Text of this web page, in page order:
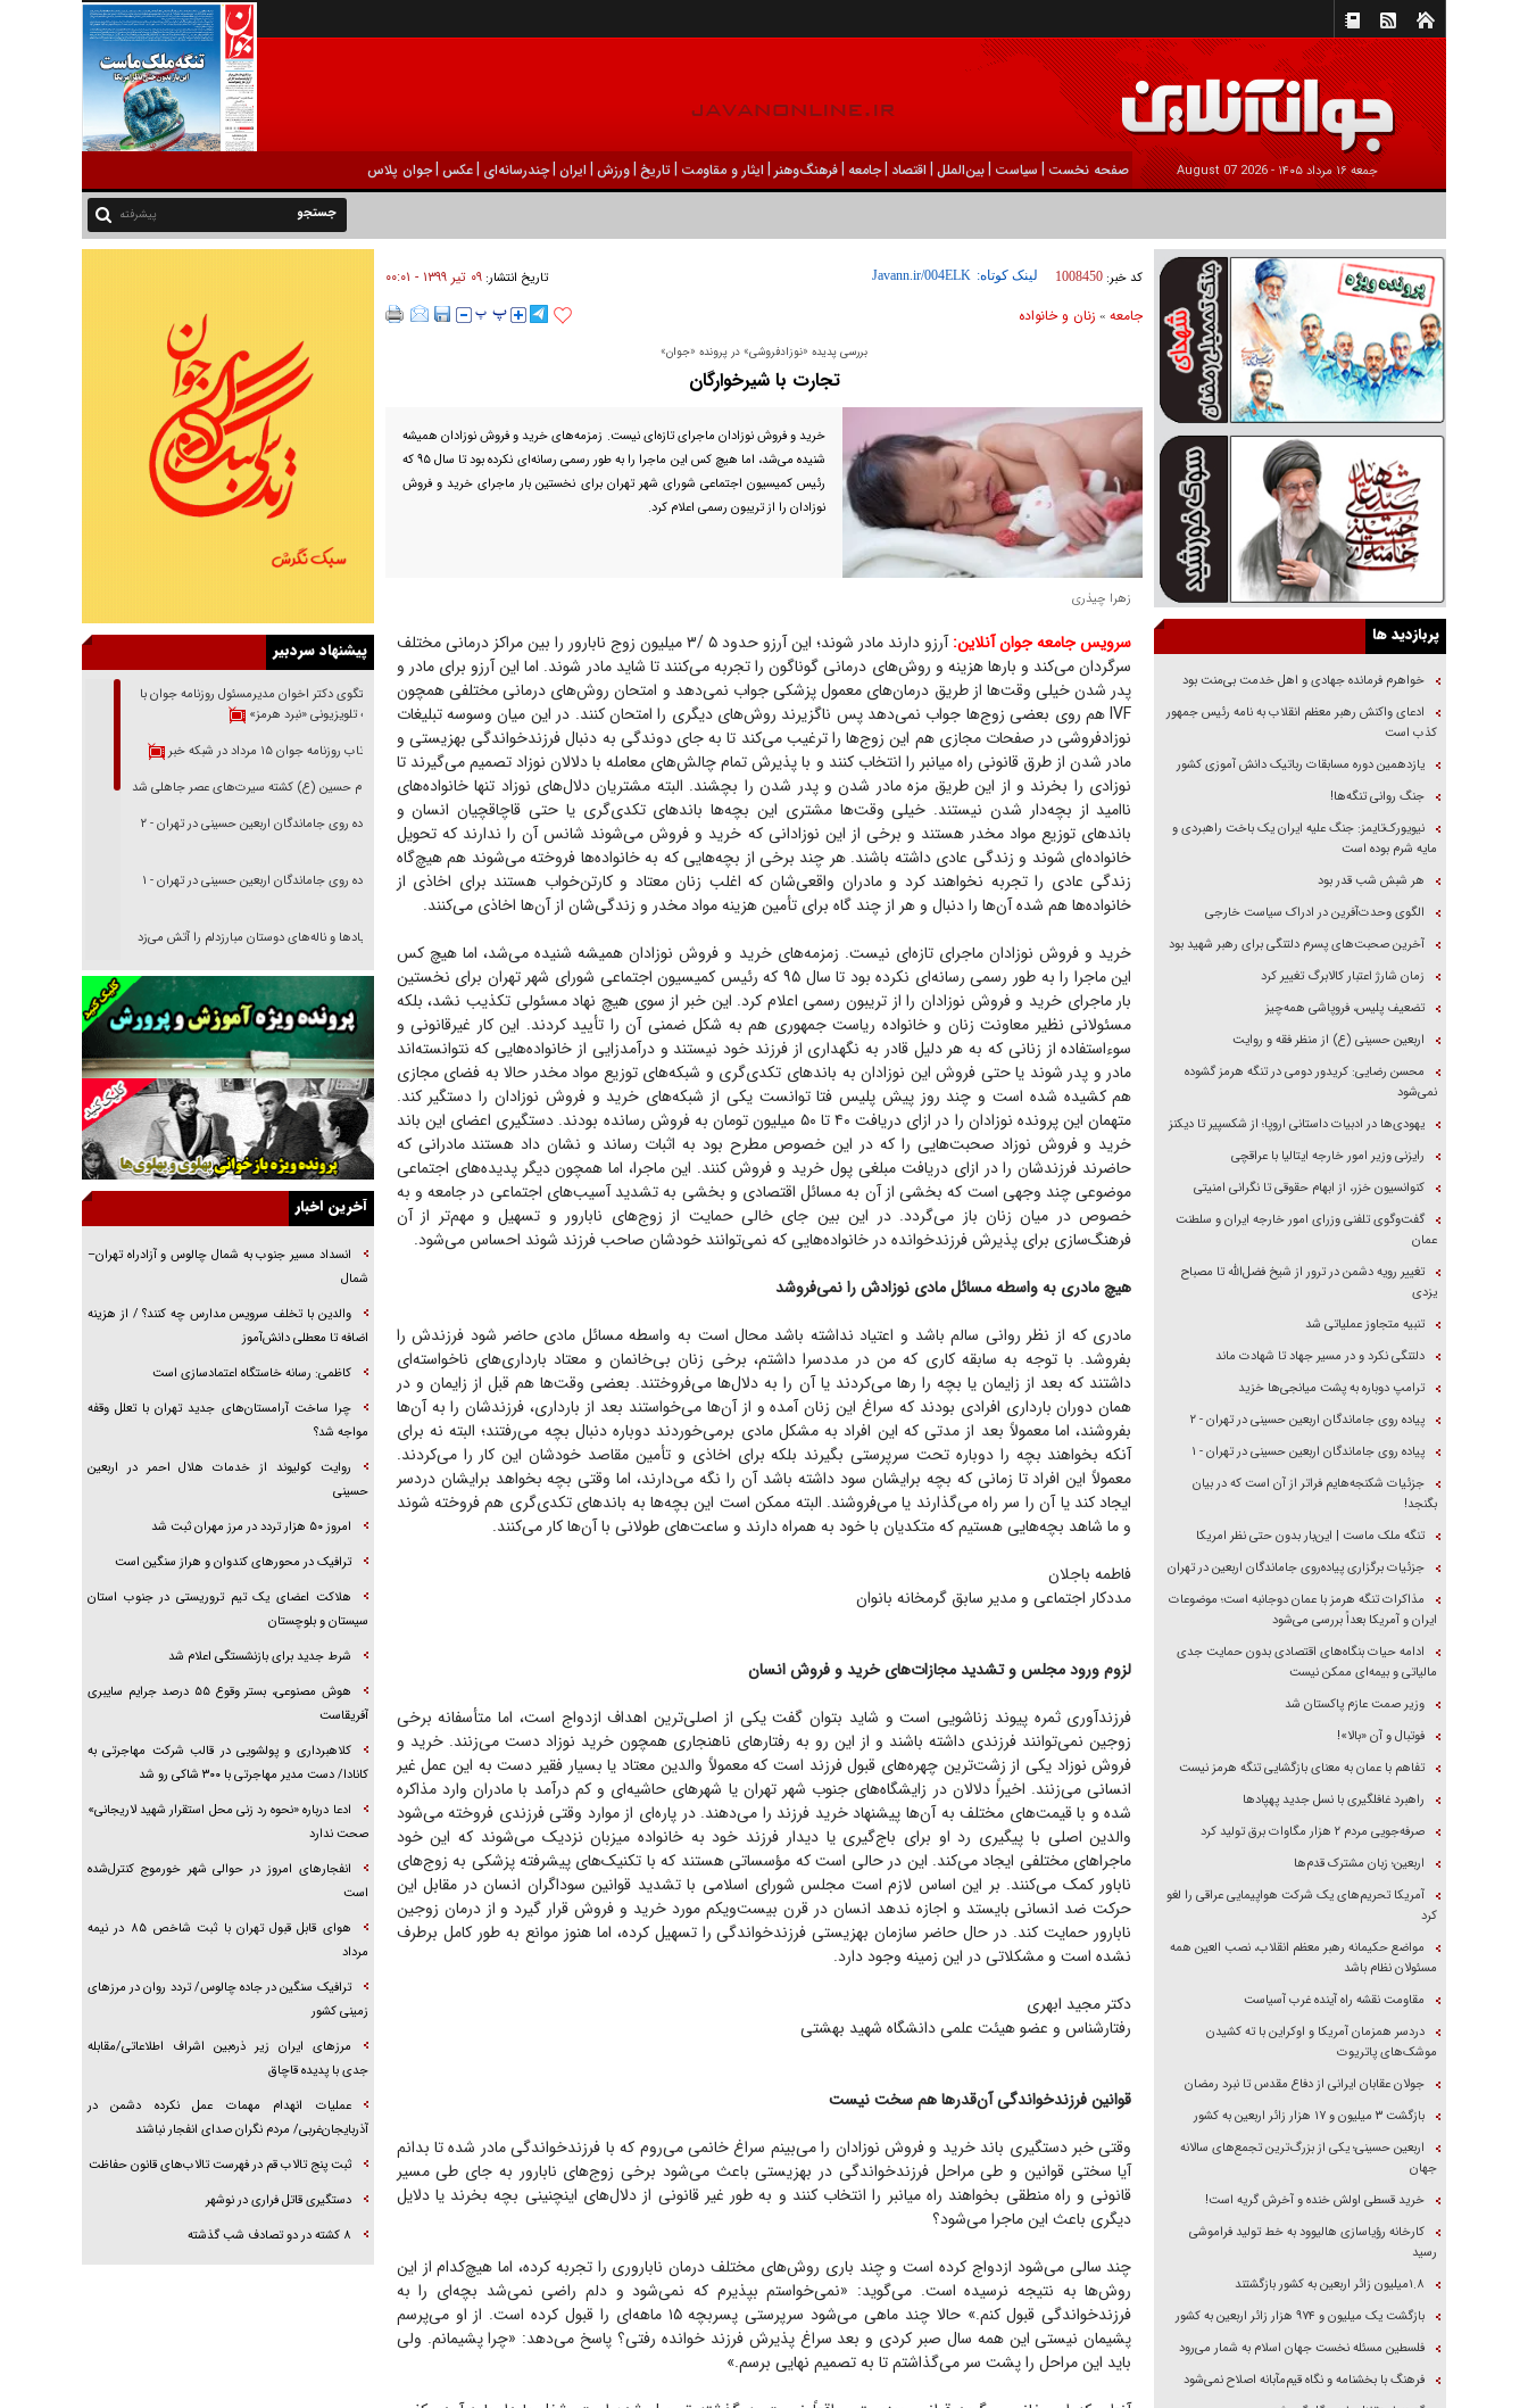
جمعه ۱۶ مرداد ۱۴۰۵ - 2026 August 07 صفحه نخست | سیاست |بين‌الملل | اقتصاد |جامعه |فرهنگ‌و‌هنر | ایثار و مقاومت |تاریخ |ورزش | ايران |چندرسانه‌ای |عکس |جوان پلاس
پیشرفته
کد خبر: 1008450 لینک کوتاه: تاریخ انتشار:۰۹ تير ۱۳۹۹ - ۰۰:۰۱
جامعه» زنان و خانواده
بررسی پدیده «نوزادفروشی» در پرونده «جوان»
تجارت با شیرخوارگان
خرید و فروش نوزادان ماجرای تازه‌ای نیست. زمزمه‌های خرید و فروش نوزادان همیشه
شنیده می‌شد، اما هیچ کس این ماجرا را به طور رسمی رسانه‌ای نکرده بود تا سال ۹۵ که
رئیس کمیسیون اجتماعی شورای شهر تهران برای نخستین بار ماجرای خرید و فروش
نوزادان را از تریبون رسمی اعلام کرد.
زهرا چيذری
سرویس جامعه جوان آنلاین:
آرزو دارند مادر شوند؛ این آرزو حدود ۵ /۳ میلیون زوج نابارور را بین مراکز درمانی مختلف
سرگردان می‌کند و بار‌ها هزینه و روش‌های درمانی گوناگون را تجربه می‌کنند تا شاید مادر شوند. اما این آرزو برای مادر و
پدر شدن خیلی وقت‌ها از طریق درمان‌های معمول پزشکی جواب نمی‌دهد و امتحان روش‌های درمانی مختلفی همچون
IVF هم روی بعضی زوج‌ها جواب نمی‌دهد پس ناگزیرند روش‌های دیگری را امتحان کنند. در این میان وسوسه تبلیغات
نوزادفروشی در صفحات مجازی هم این زوج‌ها را ترغیب می‌کند تا به جای دوندگی به دنبال فرزندخواندگی بهزیستی و
مادر شدن از طرق قانونی راه میانبر را انتخاب کنند و با پذیرش تمام چالش‌های معامله با دلالان نوزاد تصمیم می‌گیرند تا
نوزادی را بخرند و از این طریق مزه مادر شدن و پدر شدن را بچشند. البته مشتریان دلال‌های نوزاد تنها خانواده‌های
ناامید از بچه‌دار شدن نیستند. خیلی وقت‌ها مشتری این بچه‌ها باند‌های تکدی‌گری یا حتی قاچاقچیان انسان و
باند‌های توزیع مواد مخدر هستند و برخی از این نوزادانی که خرید و فروش می‌شوند شانس آن را ندارند که تحویل
خانواده‌ای شوند و زندگی عادی داشته باشند. هر چند برخی از بچه‌هایی که به خانواده‌ها فروخته می‌شوند هم هیچ‌گاه
زندگی عادی را تجربه نخواهند کرد و مادران واقعی‌شان که اغلب زنان معتاد و کارتن‌خواب هستند برای اخاذی از
خانواده‌ها هم شده آن‌ها را دنبال و هر از چند گاه برای تأمین هزینه مواد مخدر و زندگی‌شان از آن‌ها اخاذی می‌کنند.
خرید و فروش نوزادان ماجرای تازه‌ای نیست. زمزمه‌های خرید و فروش نوزادان همیشه شنیده می‌شد، اما هیچ کس
این ماجرا را به طور رسمی رسانه‌ای نکرده بود تا سال ۹۵ که رئیس کمیسیون اجتماعی شورای شهر تهران برای نخستین
بار ماجرای خرید و فروش نوزادان را از تریبون رسمی اعلام کرد. این خبر از سوی هیچ نهاد مسئولی تکذیب نشد، بلکه
مسئولانی نظیر معاونت زنان و خانواده ریاست جمهوری هم به شکل ضمنی آن را تأیید کردند. این کار غیرقانونی و
سوءاستفاده از زنانی که به هر دلیل قادر به نگهداری از فرزند خود نیستند و درآمدزایی از خانواده‌هایی که نتوانسته‌اند
مادر و پدر شوند یا حتی فروش این نوزادان به باند‌های تکدی‌گری و شبکه‌های توزیع مواد مخدر حالا به فضای مجازی
هم کشیده شده است و چند روز پیش پلیس فتا توانست یکی از شبکه‌های خرید و فروش نوزادان را دستگیر کند.
متهمان این پرونده نوزادان را در ازای دریافت ۴۰ تا ۵۰ میلیون تومان به فروش رسانده بودند. دستگیری اعضای این باند
خرید و فروش نوزاد صحبت‌هایی را که در این خصوص مطرح بود به اثبات رساند و نشان داد هستند مادرانی که
حاضرند فرزندشان را در ازای دریافت مبلغی پول خرید و فروش کنند. این ماجرا، اما همچون دیگر پدیده‌های اجتماعی
موضوعی چند وجهی است که بخشی از آن به مسائل اقتصادی و بخشی به تشدید آسیب‌های اجتماعی در جامعه و به
خصوص در میان زنان باز می‌گردد. در این بین جای خالی حمایت از زوج‌های نابارور و تسهیل و مهم‌تر از آن
فرهنگ‌سازی برای پذیرش فرزندخوانده در خانواده‌هایی که نمی‌توانند خودشان صاحب فرزند شوند احساس می‌شود.
هیچ مادری به واسطه مسائل مادی نوزادش را نمی‌فروشد
مادری که از نظر روانی سالم باشد و اعتیاد نداشته باشد محال است به واسطه مسائل مادی حاضر شود فرزندش را
بفروشد. با توجه به سابقه کاری که من در مددسرا داشتم، برخی زنان بی‌خانمان و معتاد بارداری‌های ناخواسته‌ای
داشتند که بعد از زایمان یا بچه را رها می‌کردند یا آن را به دلال‌ها می‌فروختند. بعضی وقت‌ها هم قبل از زایمان و در
همان دوران بارداری افرادی بودند که سراغ این زنان آمده و از آن‌ها می‌خواستند بعد از بارداری، فرزندشان را به آن‌ها
بفروشند، اما معمولاً بعد از مدتی که این افراد به مشکل مادی برمی‌خوردند دوباره دنبال بچه می‌رفتند؛ البته نه برای
آنکه بخواهند بچه را دوباره تحت سرپرستی بگیرند بلکه برای اخاذی و تأمین مقاصد خودشان این کار را می‌کردند.
معمولاً این افراد تا زمانی که بچه برایشان سود داشته باشد آن را نگه می‌دارند، اما وقتی بچه بخواهد برایشان دردسر
ایجاد کند یا آن را سر راه می‌گذارند یا می‌فروشند. البته ممکن است این بچه‌ها به باند‌های تکدی‌گری هم فروخته شوند
و ما شاهد بچه‌هایی هستیم که متکدیان با خود به همراه دارند و ساعت‌های طولانی با آن‌ها کار می‌کنند.
فاطمه باجلان
مددکار اجتماعی و مدیر سابق گرمخانه بانوان
لزوم ورود مجلس و تشدید مجازات‌های خرید و فروش انسان
فرزندآوری ثمره پیوند زناشویی است و شاید بتوان گفت یکی از اصلی‌ترین اهداف ازدواج است، اما متأسفانه برخی
زوجین نمی‌توانند فرزندی داشته باشند و از این رو به رفتار‌های ناهنجاری همچون خرید نوزاد دست می‌زنند. خرید و
فروش نوزاد یکی از زشت‌ترین چهره‌های قبول فرزند است که معمولاً والدین معتاد یا بسیار فقیر دست به این عمل غیر
انسانی می‌زنند. اخیراً دلالان در زایشگاه‌های جنوب شهر تهران یا شهر‌های حاشیه‌ای و کم درآمد با مادران وارد مذاکره
شده و با قیمت‌های مختلف به آن‌ها پیشنهاد خرید فرزند را می‌دهند. در پاره‌ای از موارد وقتی فرزندی فروخته می‌شود
والدین اصلی با پیگیری رد او برای باج‌گیری یا دیدار فرزند خود به خانواده میزبان نزدیک می‌شوند که این خود
ماجرا‌های مختلفی ایجاد می‌کند. این در حالی است که مؤسساتی هستند که با تکنیک‌های پیشرفته پزشکی به زوج‌های
ناباور کمک می‌کنند. بر این اساس لازم است مجلس شورای اسلامی با تشدید قوانین سوداگران انسان در مقابل این
حرکت ضد انسانی بایستد و اجازه ندهد انسان در قرن بیست‌ویکم مورد خرید و فروش قرار گیرد و از درمان زوجین
نابارور حمایت کند. در حال حاضر سازمان بهزیستی فرزندخواندگی را تسهیل کرده، اما هنوز موانع به طور کامل برطرف
نشده است و مشکلاتی در این زمینه وجود دارد.
دکتر مجید ابهری
رفتارشناس و عضو هیئت علمی دانشگاه شهید بهشتی
قوانین فرزندخواندگی آن‌قدر‌ها هم سخت نیست
وقتی خبر دستگیری باند خرید و فروش نوزادان را می‌بینم سراغ خانمی می‌روم که با فرزندخواندگی مادر شده تا بدانم
آیا سختی قوانین و طی مراحل فرزندخواندگی در بهزیستی باعث می‌شود برخی زوج‌های نابارور به جای طی مسیر
قانونی و راه منطقی بخواهند راه میانبر را انتخاب کنند و به طور غیر قانونی از دلال‌های اینچنینی بچه بخرند یا دلایل
دیگری باعث این ماجرا می‌شود؟
چند سالی می‌شود ازدواج کرده است و چند باری روش‌های مختلف درمان ناباروری را تجربه کرده، اما هیچ‌کدام از این
روش‌ها به نتیجه نرسیده است. می‌گوید: «نمی‌خواستم بپذیرم که نمی‌شود و دلم راضی نمی‌شد بچه‌ای را به
فرزندخواندگی قبول کنم.» حالا چند ماهی می‌شود سرپرستی پسربچه ۱۵ ماهه‌ای را قبول کرده است. از او می‌پرسم
پشیمان نیستی این همه سال صبر کردی و بعد سراغ پذیرش فرزند خوانده رفتی؟ پاسخ می‌دهد: «چرا پشیمانم. ولی
باید این مراحل را پشت سر می‌گذاشتم تا به تصمیم نهایی برسم.»
پربازدید ها
خواهرم فرمانده جهادی و اهل خدمت بی‌منت بود
ادعای واکنش رهبر معظم انقلاب به نامه رئیس جمهور
کذب است
یازدهمین دوره مسابقات رباتیک دانش آموزی کشور
جنگ روانی تنگه‌ها!
نیویورک‌تایمز: جنگ علیه ایران یک باخت راهبردی و
مایه شرم بوده است
هر شبش شب قدر بود
الگوی وحدت‌آفرین در ادراک سیاست خارجی
آخرین صحبت‌های پسرم دلتنگی برای رهبر شهید بود
زمان شارژ اعتبار کالابرگ تغییر کرد
تضعیف پلیس، فروپاشی همه‌چیز
اربعین حسینی (ع) از منظر فقه و روایت
محسن رضایی: کریدور دومی در تنگه هرمز گشوده
نمی‌شود
یهودی‌ها در ادبیات داستانی اروپا؛ از شکسپیر تا دیکنز
رایزنی وزیر امور خارجه ایتالیا با عراقچی
کنوانسیون خزر، از ابهام حقوقی تا نگرانی امنیتی
گفت‌وگوی تلفنی وزرای امور خارجه ایران و سلطنت
عمان
تغییر رویه دشمن در ترور از شیخ فضل‌الله تا مصباح
یزدی
تنبیه متجاوز عملیاتی شد
دلتنگی نکرد و در مسیر جهاد تا شهادت ماند
ترامپ دوباره به پشت میانجی‌ها خزید
پیاده روی جاماندگان اربعین حسینی در تهران - ۲
پیاده روی جاماندگان اربعین حسینی در تهران - ۱
جزئیات شکنجه‌هایم فراتر از آن است که در بیان
بگنجد!
تنگه ملک ماست | این‌بار بدون حتی نظر امریکا
جزئیات برگزاری پیاده‌روی جاماندگان اربعین در تهران
مذاکرات تنگه هرمز با عمان دوجانبه است؛ موضوعات
ایران و آمریکا بعداً بررسی می‌شود
ادامه حیات بنگاه‌های اقتصادی بدون حمایت جدی
مالیاتی و بیمه‌ای ممکن نیست
وزیر صمت عازم پاکستان شد
فوتبال و آن «بالا»!
تفاهم با عمان به معنای بازگشایی تنگه هرمز نیست
راهبرد غافلگیری با نسل جدید پهپاد‌ها
صرفه‌جویی مردم ۲ هزار مگاوات برق تولید کرد
اربعین؛ زبان مشترک قدم‌ها
آمریکا تحریم‌های یک شرکت هواپیمایی عراقی را لغو
کرد
مواضع حکیمانه رهبر معظم انقلاب، نصب العین همه
مسئولان نظام باشد
مقاومت نقشه راه آینده غرب آسیاست
دردسر همزمان آمریکا و اوکراین با ته کشیدن
موشک‌های پاتریوت
جولان عقابان ایرانی از دفاع مقدس تا نبرد رمضان
بازگشت ۳ میلیون و ۱۷ هزار زائر اربعین به کشور
اربعین حسینی؛ یکی از بزرگ‌ترین تجمع‌های سالانه
جهان
خرید قسطی اولش خنده و آخرش گریه است!
کارخانه رؤیاسازی هالیوود به خط تولید فراموشی
رسید
۱.۸میلیون زائر اربعین به کشور بازگشتند
بازگشت یک میلیون و ۹۷۴ هزار زائر اربعین به کشور
فلسطین مسئله نخست جهان اسلام به شمار می‌رود
فرهنگ با بخشنامه و نگاه قیم‌مآبانه اصلاح نمی‌شود
پیشنهاد سردبیر
گفتگوی دکتر اخوان مدیرمسئول روزنامه جوان با
برنامه تلویزیونی «نبرد هرمز»
بازتاب روزنامه جوان ۱۵ مرداد در شبکه خبر
امام حسین (ع) کشته سیرت‌های عصر جاهلی شد
پیاده روی جاماندگان اربعین حسینی در تهران - ۲
پیاده روی جاماندگان اربعین حسینی در تهران - ۱
فریاد‌ها و ناله‌های دوستان مبارزدلم را آتش می‌زد
تغییر رویه دشمن در ترور از شیخ فضل‌الله تا مصباح
خرید قسطی اولش خنده و آخرش گریه است!
فوتبال و آن «بالا»!
راهبرد غافلگیری با نسل جدید پهپاد‌ها
جنجال پزشکان تقلبی در صنعت زیبایی
یهودی‌ها در ادبیات داستانی اروپا؛ از شکسپیر تا
دیکنز
خواهرم فرمانده جهادی و اهل خدمت بی‌منت بود
جزئیات شکنجه‌هایم فراتر از آن است که در بیان
بگنجد!
برابر یورش به پاسگاه‌های پلیس
آخرین اخبار
انسداد مسیر جنوب به شمال چالوس و آزادراه تهران–
شمال
والدین با تخلف سرویس مدارس چه کنند؟ / از هزینه
اضافه تا معطلی دانش‌آموز
کاظمی: رسانه خاستگاه اعتمادسازی است
چرا ساخت آرامستان‌های جدید تهران با تعلل وقفه
مواجه شد؟
روایت کولیوند از خدمات هلال احمر در اربعین
حسینی
امروز ۵۰ هزار تردد در مرز مهران ثبت شد
ترافیک در محور‌های کندوان و هراز سنگین است
هلاکت اعضای یک تیم تروریستی در جنوب استان
سیستان و بلوچستان
شرط جدید برای بازنشستگی اعلام شد
هوش مصنوعی، بستر وقوع ۵۵ درصد جرایم سایبری
آفریقاست
کلاهبرداری و پولشویی در قالب شرکت مهاجرتی به
کانادا/ دست مدیر مهاجرتی با ۳۰۰ شاکی رو شد
ادعا درباره «نحوه رد زنی محل استقرار شهید لاریجانی»
صحت ندارد
انفجار‌های امروز در حوالی شهر خورموج کنترل‌شده
است
هوای قابل قبول تهران با ثبت شاخص ۸۵ در نیمه
مرداد
ترافیک سنگین در جاده چالوس/ تردد روان در مرز‌های
زمینی کشور
مرز‌های ایران زیر ذره‌بین اشراف اطلاعاتی/مقابله
جدی با پدیده قاچاق
عملیات انهدام مهمات عمل نکرده دشمن در
آذربایجان‌غربی/ مردم نگران صدای انفجار نباشند
ثبت پنج تالاب قم در فهرست تالاب‌های قانون حفاظت
دستگیری قاتل فراری در نوشهر
۸ کشته در دو تصادف شب گذشته